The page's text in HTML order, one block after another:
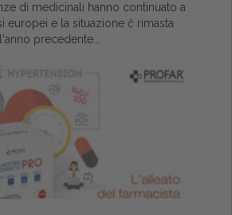
di medicinali hanno continuato a
europei e la situazione č rimasta
precedente...